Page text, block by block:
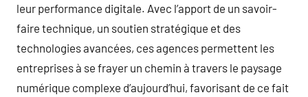
leur performance digitale. Avec l’apport de un savoir-
faire technique, un soutien stratégique et des
technologies avancées, ces agences permettent les
entreprises à se frayer un chemin à travers le paysage
numérique complexe d’aujourd’hui, favorisant de ce fait